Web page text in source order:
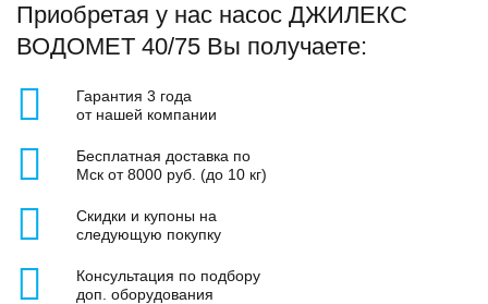
Приобретая у нас насос ДЖИЛЕКС
ВОДОМЕТ 40/75 Вы получаете:
Гарантия 3 года
от нашей компании
Бесплатная доставка по
Мск от 8000 руб. (до 10 кг)
Скидки и купоны на
следующую покупку
Консультация по подбору
доп. оборудования